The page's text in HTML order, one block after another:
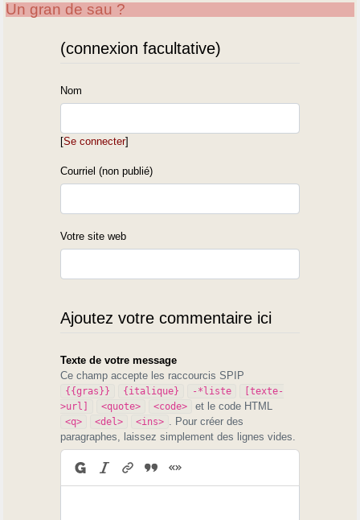
Un gran de sau ?
(connexion facultative)
Nom
[Se connecter]
Courriel (non publié)
Votre site web
Ajoutez votre commentaire ici
Texte de votre message
Ce champ accepte les raccourcis SPIP
{{gras}} {italique} -*liste
[texte-
>url]
<quote> <code> et le code HTML
<q> <del> <ins> . Pour créer des
paragraphes, laissez simplement des lignes vides.